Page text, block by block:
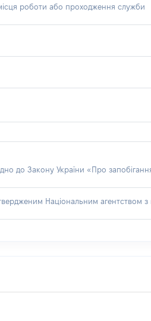
роботи або проходження служби
до Закону України «Про
Національним агентством з